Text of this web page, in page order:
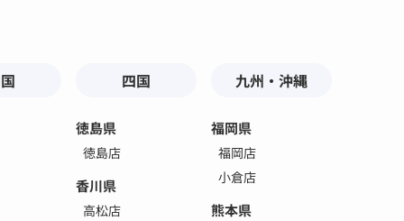
四国
徳島県
徳島店
香川県
高松店
九州・沖縄
福岡県
福岡店
小倉店
熊本県